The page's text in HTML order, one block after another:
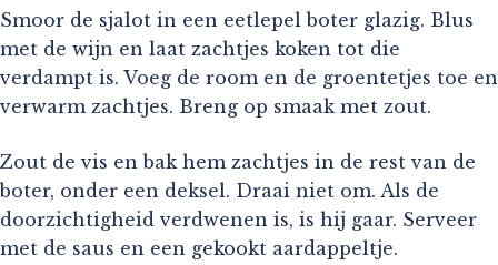
Smoor de sjalot in een eetlepel boter glazig. Blus
met de wijn en laat zachtjes koken tot die
verdampt is. Voeg de room en de groentetjes toe en
verwarm zachtjes. Breng op smaak met zout.
Zout de vis en bak hem zachtjes in de rest van de
boter, onder een deksel. Draai niet om. Als de
doorzichtigheid verdwenen is, is hij gaar. Serveer
met de saus en een gekookt aardappeltje.